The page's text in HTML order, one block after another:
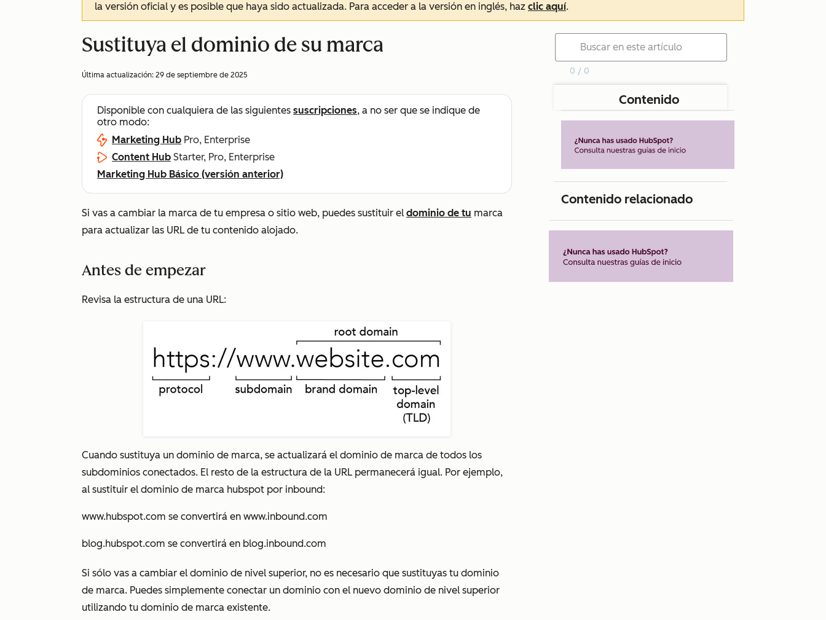
la versión oficial y es posible que haya sido actualizada. Para acceder a la versión en inglés, haz clic aquí.
Sustituya el dominio de su marca
Última actualización: 29 de septiembre de 2025
Disponible con cualquiera de las siguientes suscripciones, a no ser que se indique de
otro modo:
Marketing Hub Pro, Enterprise
Content Hub Starter, Pro, Enterprise
Marketing Hub Básico (versión anterior)
Si vas a cambiar la marca de tu empresa o sitio web, puedes sustituir el dominio de tu marca
para actualizar las URL de tu contenido alojado.
Antes de empezar
Revisa la estructura de una URL:
Cuando sustituya un dominio de marca, se actualizará el dominio de marca de todos los
subdominios conectados. El resto de la estructura de la URL permanecerá igual. Por ejemplo,
al sustituir el dominio de marca hubspot por inbound:
www.hubspot.com se convertirá en www.inbound.com
blog.hubspot.com se convertirá en blog.inbound.com
Si sólo vas a cambiar el dominio de nivel superior, no es necesario que sustituyas tu dominio
de marca. Puedes simplemente conectar un dominio con el nuevo dominio de nivel superior
utilizando tu dominio de marca existente.
0 / 0
Contenido
Contenido relacionado